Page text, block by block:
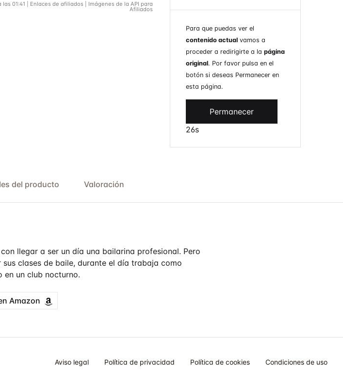
01:41 | Enlaces de afiliados | Imágenes de la API para
Afiliados
Para que puedas ver el
contenido actual vamos a
proceder a redirigirte a la página
original. Por favor pulsa en el
botón si deseas Permanecer en
esta página.
Permanecer
26s
del producto Valoración
llegar a ser un día una bailarina profesional. Pero
clases de baile, durante el día trabaja como
un club nocturno.
Amazon
Aviso legal Política de privacidad Política de cookies Condiciones de uso